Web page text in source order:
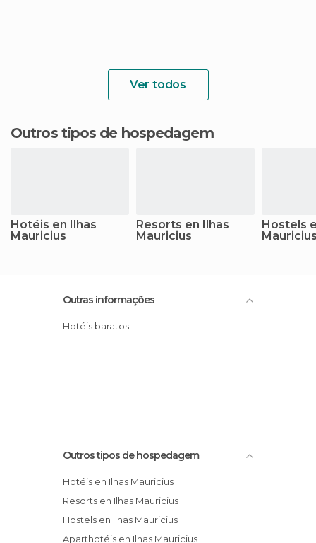
Ver todos
Outros tipos de hospedagem
Hotéis en Ilhas
Mauricius
Resorts en Ilhas
Mauricius
Hostels
Outras informações
Hotéis baratos
Outros tipos de hospedagem
Hotéis en Ilhas Mauricius
Resorts en Ilhas Mauricius
Hostels en Ilhas Mauricius
Aparthotéis en Ilhas Mauricius